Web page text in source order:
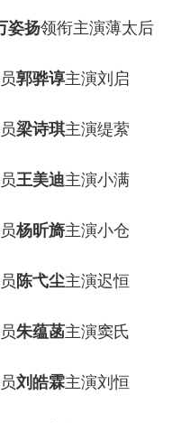
姿扬领衔主演薄太后
郭骅谆主演刘启
梁诗琪主演缇萦
王美迪主演小满
杨昕旖主演小仓
陈弋尘主演迟恒
朱蕴菡主演窦氏
刘皓霖主演刘恒